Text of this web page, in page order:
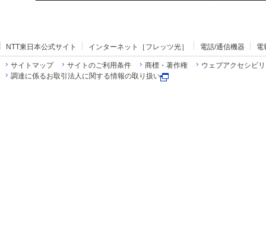
NTT東日本公式サイト インターネット［フレッツ光］ 電話/通信機器 電
サイトマップ サイトのご利用条件 商標・著作権
ウェブアクセシビ
調達に係るお取引法人に関する情報の取り扱い